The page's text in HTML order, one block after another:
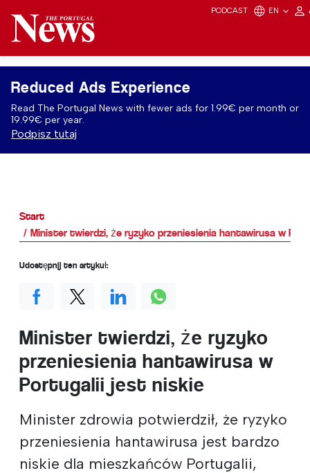
PODCAST EN
Reduced Ads Experience
Read The Portugal News with fewer ads for 1.99€ per month or
19.99€ per year.
Podpisz tutaj
Start
Minister twierdzi, że ryzyko przeniesienia hantawirusa w
Minister twierdzi, że ryzyko
przeniesienia hantawirusa w
Portugalii jest niskie
Minister zdrowia potwierdził, że ryzyko
przeniesienia hantawirusa jest bardzo
niskie dla mieszkańców Portugalii,
Udostępnij ten artykuł: